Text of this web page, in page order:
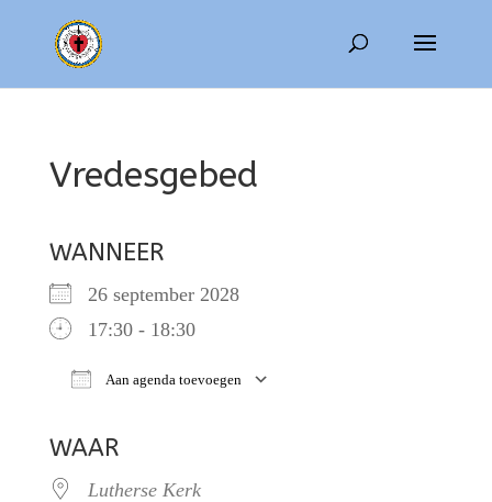
Vredesgebed
WANNEER
26 september 2028
17:30 - 18:30
Aan agenda toevoegen
WAAR
Lutherse Kerk